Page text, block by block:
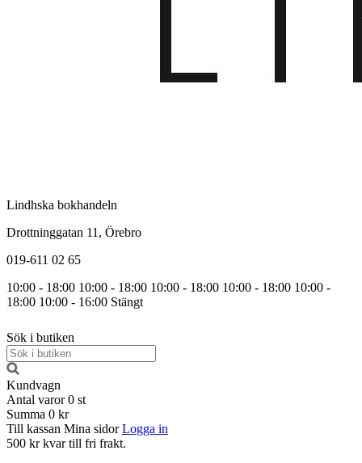
Lindhska bokhandeln
Drottninggatan 11, Örebro
019-611 02 65
10:00 - 18:00 10:00 - 18:00 10:00 - 18:00 10:00 - 18:00 10:00 -
18:00 10:00 - 16:00 Stängt
Sök i butiken
Kundvagn
Antal varor 0 st
Summa 0 kr
Till kassan Mina sidor Logga in
500 kr kvar till fri frakt.